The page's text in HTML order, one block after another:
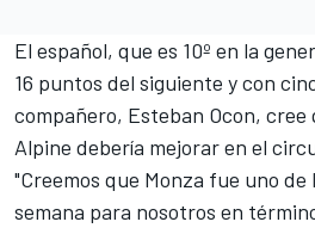
El español, que es 10º en la
16 puntos del siguiente y con
compañero, Esteban Ocon, cree
Alpine debería mejorar en el
"Creemos que Monza fue uno de
semana para nosotros en